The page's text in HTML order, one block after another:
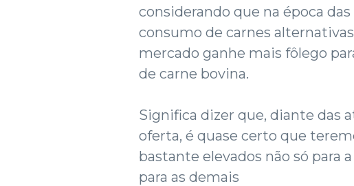
considerando que na época
consumo de carnes
mercado ganhe mais fôlego
de carne bovina.
Significa dizer que, diante das
oferta, é quase certo que
bastante elevados não só para
para as demais